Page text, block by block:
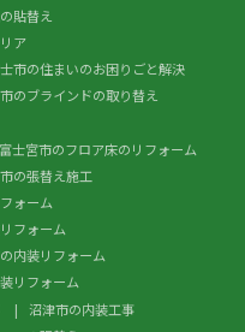
貼替え
ア
市の住まいのお困りごと解決
のブラインドの取り替え
富士宮市のフロア床のリフォーム
の張替え施工
ォーム
フォーム
内装リフォーム
リフォーム
沼津市の内装工事